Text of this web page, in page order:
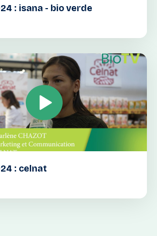
: isana - bio verde
: celnat